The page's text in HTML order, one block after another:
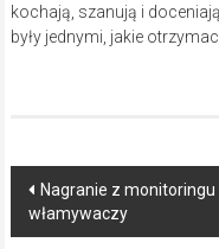
kochają, szanują i
były jednymi, jakie
Post
navigation
Nagranie z
włamywaczy